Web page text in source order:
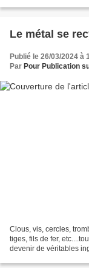
Le métal se
Publié le 26/03/2024 à
Par Pour Publication
Clous, vis, cercles,
tiges, fils de fer,
devenir de véritables